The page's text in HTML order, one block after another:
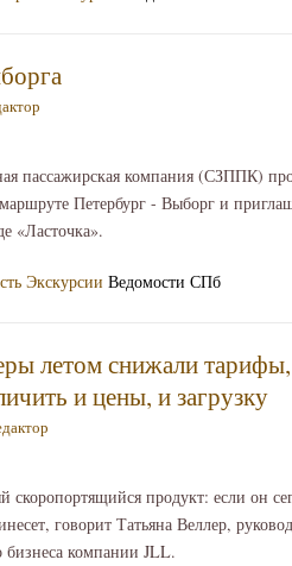
пассажирская компания (СЗППК)
Петербург - Выборг и
«Ласточка».
Экскурсии Ведомости СПб
летом снижали
и цены, и загрузку
продукт: если он
говорит Татьяна Веллер,
бизнеса компании JLL.